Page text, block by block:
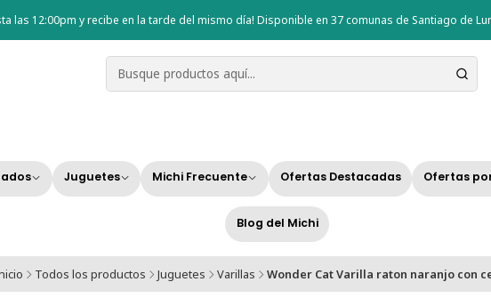
Juguetes Michi Frecuente Ofertas Destacadas Ofertas
Blog del Michi
las 12:00pm y recibe en la tarde del mismo día! Disponible en 37 comunas de Santiago de
Todos los productos Juguetes Varillas Wonder Cat Varilla raton naranjo con